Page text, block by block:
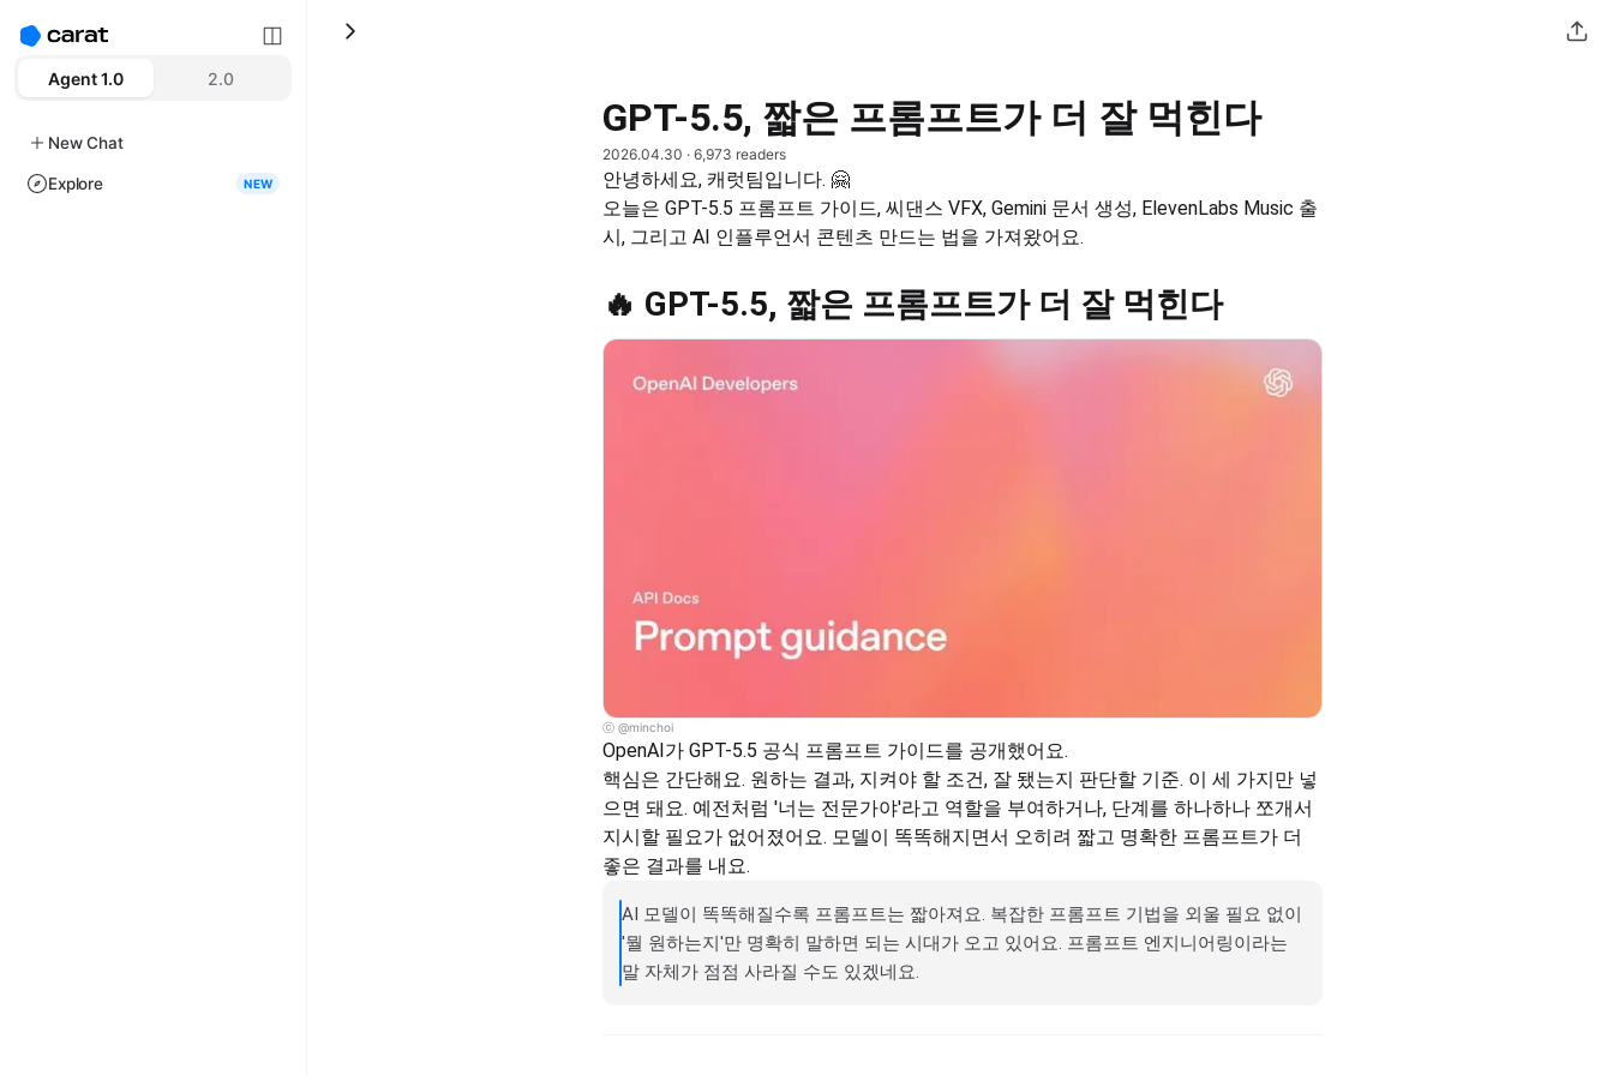
Agent 1.0 2.0
New Chat
Explore NEW
GPT-5.5, 짧은 프롬프트가 더 잘 먹힌다
2026.04.30 · 6,973 readers
안녕하세요, 캐럿팀입니다. 🤗
오늘은 GPT-5.5 프롬프트 가이드, 씨댄스 VFX, Gemini 문서 생성, ElevenLabs Music 출
시, 그리고 AI 인플루언서 콘텐츠 만드는 법을 가져왔어요.
🔥 GPT-5.5, 짧은 프롬프트가 더 잘 먹힌다
ⓒ @minchoi
OpenAI가 GPT-5.5 공식 프롬프트 가이드를 공개했어요.
핵심은 간단해요. 원하는 결과, 지켜야 할 조건, 잘 됐는지 판단할 기준. 이 세 가지만 넣
으면 돼요. 예전처럼 '너는 전문가야'라고 역할을 부여하거나, 단계를 하나하나 쪼개서
지시할 필요가 없어졌어요. 모델이 똑똑해지면서 오히려 짧고 명확한 프롬프트가 더
좋은 결과를 내요.
AI 모델이 똑똑해질수록 프롬프트는 짧아져요. 복잡한 프롬프트 기법을 외울 필요 없이
'뭘 원하는지'만 명확히 말하면 되는 시대가 오고 있어요. 프롬프트 엔지니어링이라는
말 자체가 점점 사라질 수도 있겠네요.